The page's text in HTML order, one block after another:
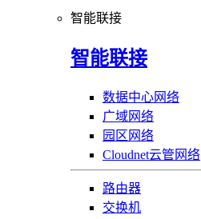
智能联接
智能联接
数据中心网络
广域网络
园区网络
Cloudnet云管网络
路由器
交换机